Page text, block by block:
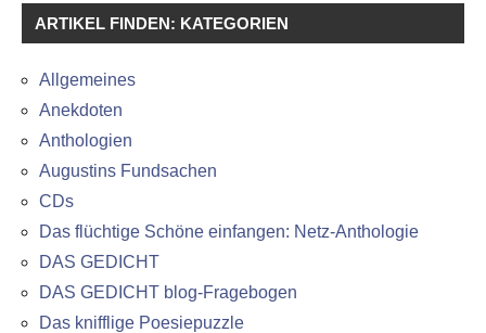
ARTIKEL FINDEN: KATEGORIEN
Allgemeines
Anekdoten
Anthologien
Augustins Fundsachen
CDs
Das flüchtige Schöne einfangen: Netz-Anthologie
DAS GEDICHT
DAS GEDICHT blog-Fragebogen
Das knifflige Poesiepuzzle